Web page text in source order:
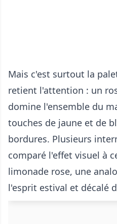
Mais c'est surtout la
retient l'attention : un
domine l'ensemble du
touches de jaune et de
bordures. Plusieurs
comparé l'effet visuel à
limonade rose, une
l'esprit estival et décalé